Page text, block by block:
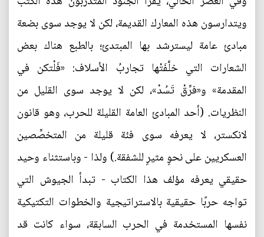
ويتدارسون هذه المعارك القديمة، لكن لا يوجد سوى بضعة
مبادئ عامة ليسترشد بها المبتدئ؛ بالطبع هناك بعض
الشعارات التي خلَّفَتْها تجاربُ الأسلاف: «فَلْتكن في
المقدمة» و«فرِّقْ تَسُدْ»، لكن لا يوجد سوى القليل من
النظريات. (أحد المبادئ العامة القليلة للحرب، وهو قانون
لانكستر، لا يعرفه سوى فئة قليلة من المتخصِّصين
العسكريين على نحوٍ مثيرٍ للشفقة.) ولذا - وباستثناء وحيد
حقيقي يعرفه مؤلف هذا الكتاب - تبدأ الجيوش التي
تواجه حربًا حقيقية بالاستراتيجية والخطوات التكتيكية
نفسها المستخدمة في الحرب السابقة، سواء كانت قد